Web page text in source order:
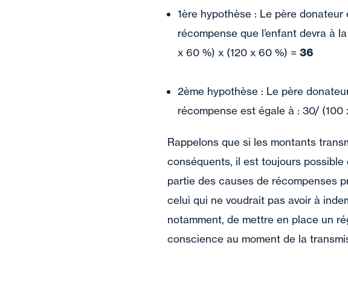
1ère hypothèse : Le père
récompense que l’enfant devra à
x 60 %) x (120 x 60 %) = 36
2ème hypothèse : Le père
récompense est égale à : 30/ (100
Rappelons que si les montants
conséquents, il est toujours possible
partie des causes de récompenses
celui qui ne voudrait pas avoir à
notamment, de mettre en place un
conscience au moment de la